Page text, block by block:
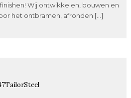
Wij ontwikkelen, bouwen en
het ontbramen, afronden […]